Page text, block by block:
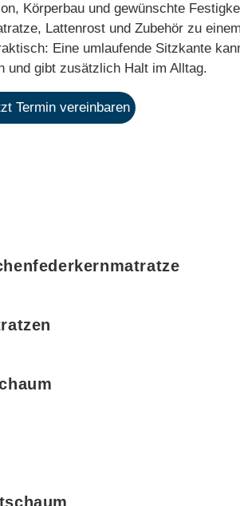
Körperbau und gewünschte
Lattenrost und Zubehör zu einem
Eine umlaufende Sitzkante
und gibt zusätzlich Halt im Alltag.
Termin vereinbaren